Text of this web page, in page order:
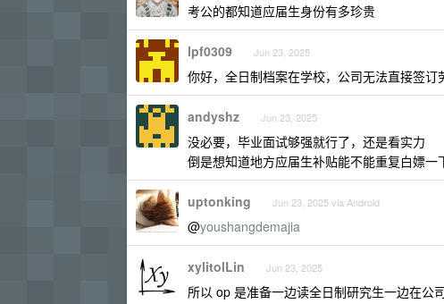
考公的都知道应届生身份有多珍贵
lpf0309 Jun 23, 2025
你好，全日制档案在学校，公司无法直接签订
andyshz Jun 23, 2025
没必要，毕业面试够强就行了，还是看实力
倒是想知道地方应届生补贴能不能重复白嫖一
uptonking Jun 23, 2025 via Android
@youshangdemajia
xylitolLin Jun 23, 2025
所以 op 是准备一边读全日制研究生一边在公